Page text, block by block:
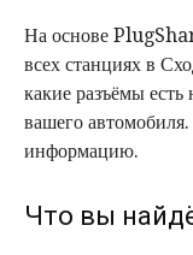
На основе
всех станциях в
какие разъёмы есть
вашего
информацию.
Что вы